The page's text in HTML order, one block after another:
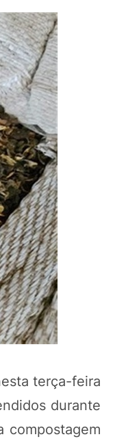
terça-feira
durante
compostagem